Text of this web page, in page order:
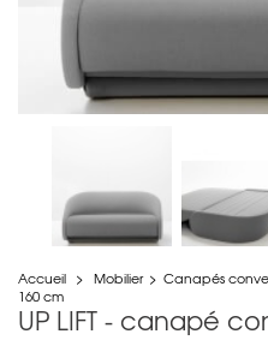
Accueil > Mobilier > Canapés
160 cm
UP LIFT - canapé